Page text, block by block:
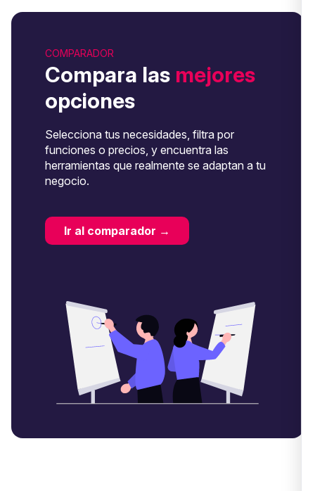
COMPARADOR
Compara las mejores
opciones
Selecciona tus necesidades, filtra por
funciones o precios, y encuentra las
herramientas que realmente se adaptan a tu
negocio.
Ir al comparador →